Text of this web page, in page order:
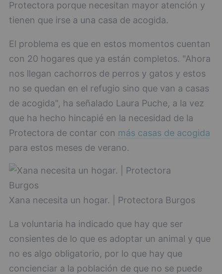
Protectora porque necesitan mayor atención y
tienen que irse a una casa de acogida.
El problema es que en estos momentos cuentan
con 20 hogares que ya están completos. "Ahora
nos llegan cachorros de perros y gatos y estos
no se quedan en el refugio sino que van a casas
de acogida", ha señalado Laura Puche, a la vez
que ha hecho hincapié en la necesidad de la
Protectora de contar con más casas de acogida
para estos meses de verano.
Xana necesita un hogar. | Protectora Burgos
La voluntaria ha indicado que hay que ser
consientes de lo que es adoptar un animal y que
no es algo obligatorio, por lo que hay que
concienciar a la población de que no se puede